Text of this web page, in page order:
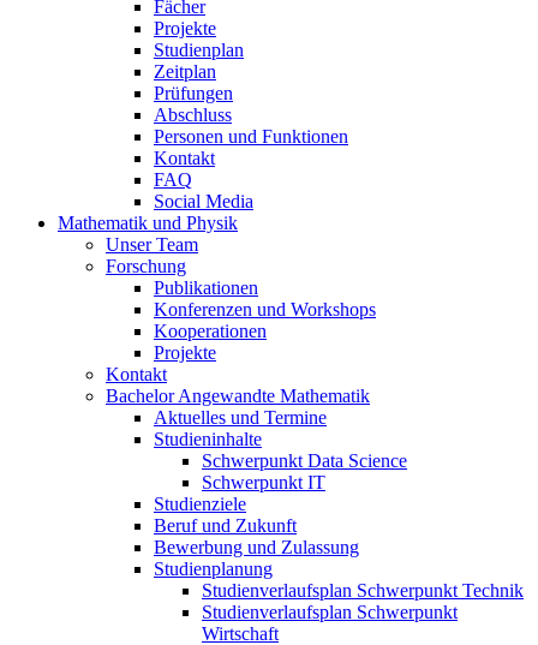
Fächer
Projekte
Studienplan
Zeitplan
Prüfungen
Abschluss
Personen und Funktionen
Kontakt
FAQ
Social Media
Mathematik und Physik
Unser Team
Forschung
Publikationen
Konferenzen und Workshops
Kooperationen
Projekte
Kontakt
Bachelor Angewandte Mathematik
Aktuelles und Termine
Studieninhalte
Schwerpunkt Data Science
Schwerpunkt IT
Studienziele
Beruf und Zukunft
Bewerbung und Zulassung
Studienplanung
Studienverlaufsplan Schwerpunkt Technik
Studienverlaufsplan Schwerpunkt
Wirtschaft